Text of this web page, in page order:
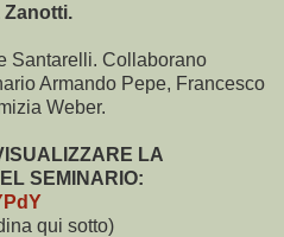
Zanotti.
Santarelli. Collaborano
Armando Pepe, Francesco
Weber.
LA
SEMINARIO:
qui sotto)